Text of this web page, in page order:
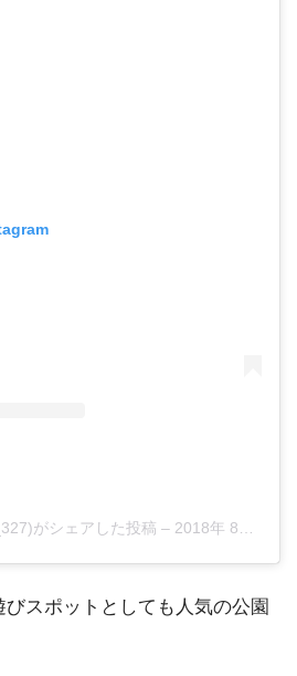
がシェアした投稿 – 2018年 8月月14日午後10時04分PDT
スポットとしても人気の公園